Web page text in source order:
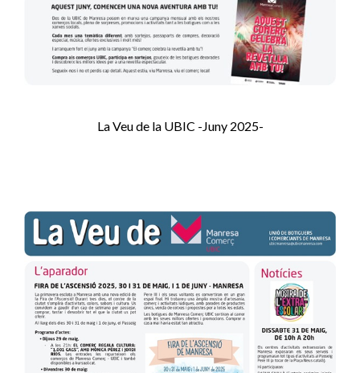
La Veu de la UBIC -Juny 2025-